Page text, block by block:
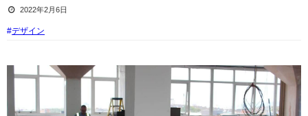
2022年2月6日
デザイン